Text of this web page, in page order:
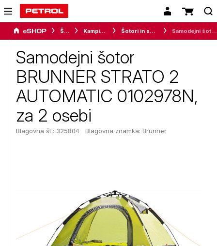
Šport Kampiranje Šotori in senčniki
Samodejni šotor
BRUNNER STRATO 2
AUTOMATIC 0102978N,
za 2 osebi
Blagovna št.: 325804 Blagovna znamka: Brunner